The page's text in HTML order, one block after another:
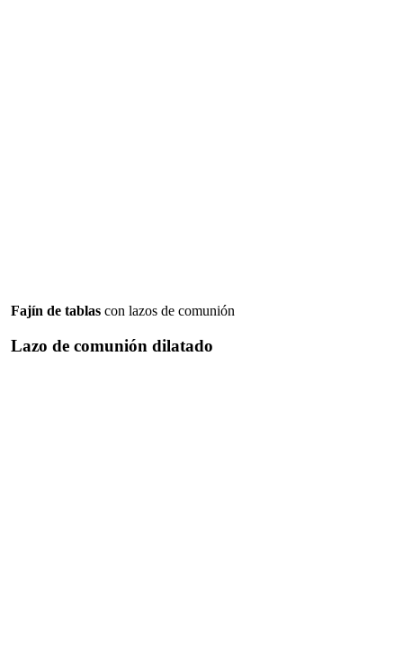
Fajín de tablas con lazos de comunión
Lazo de comunión dilatado